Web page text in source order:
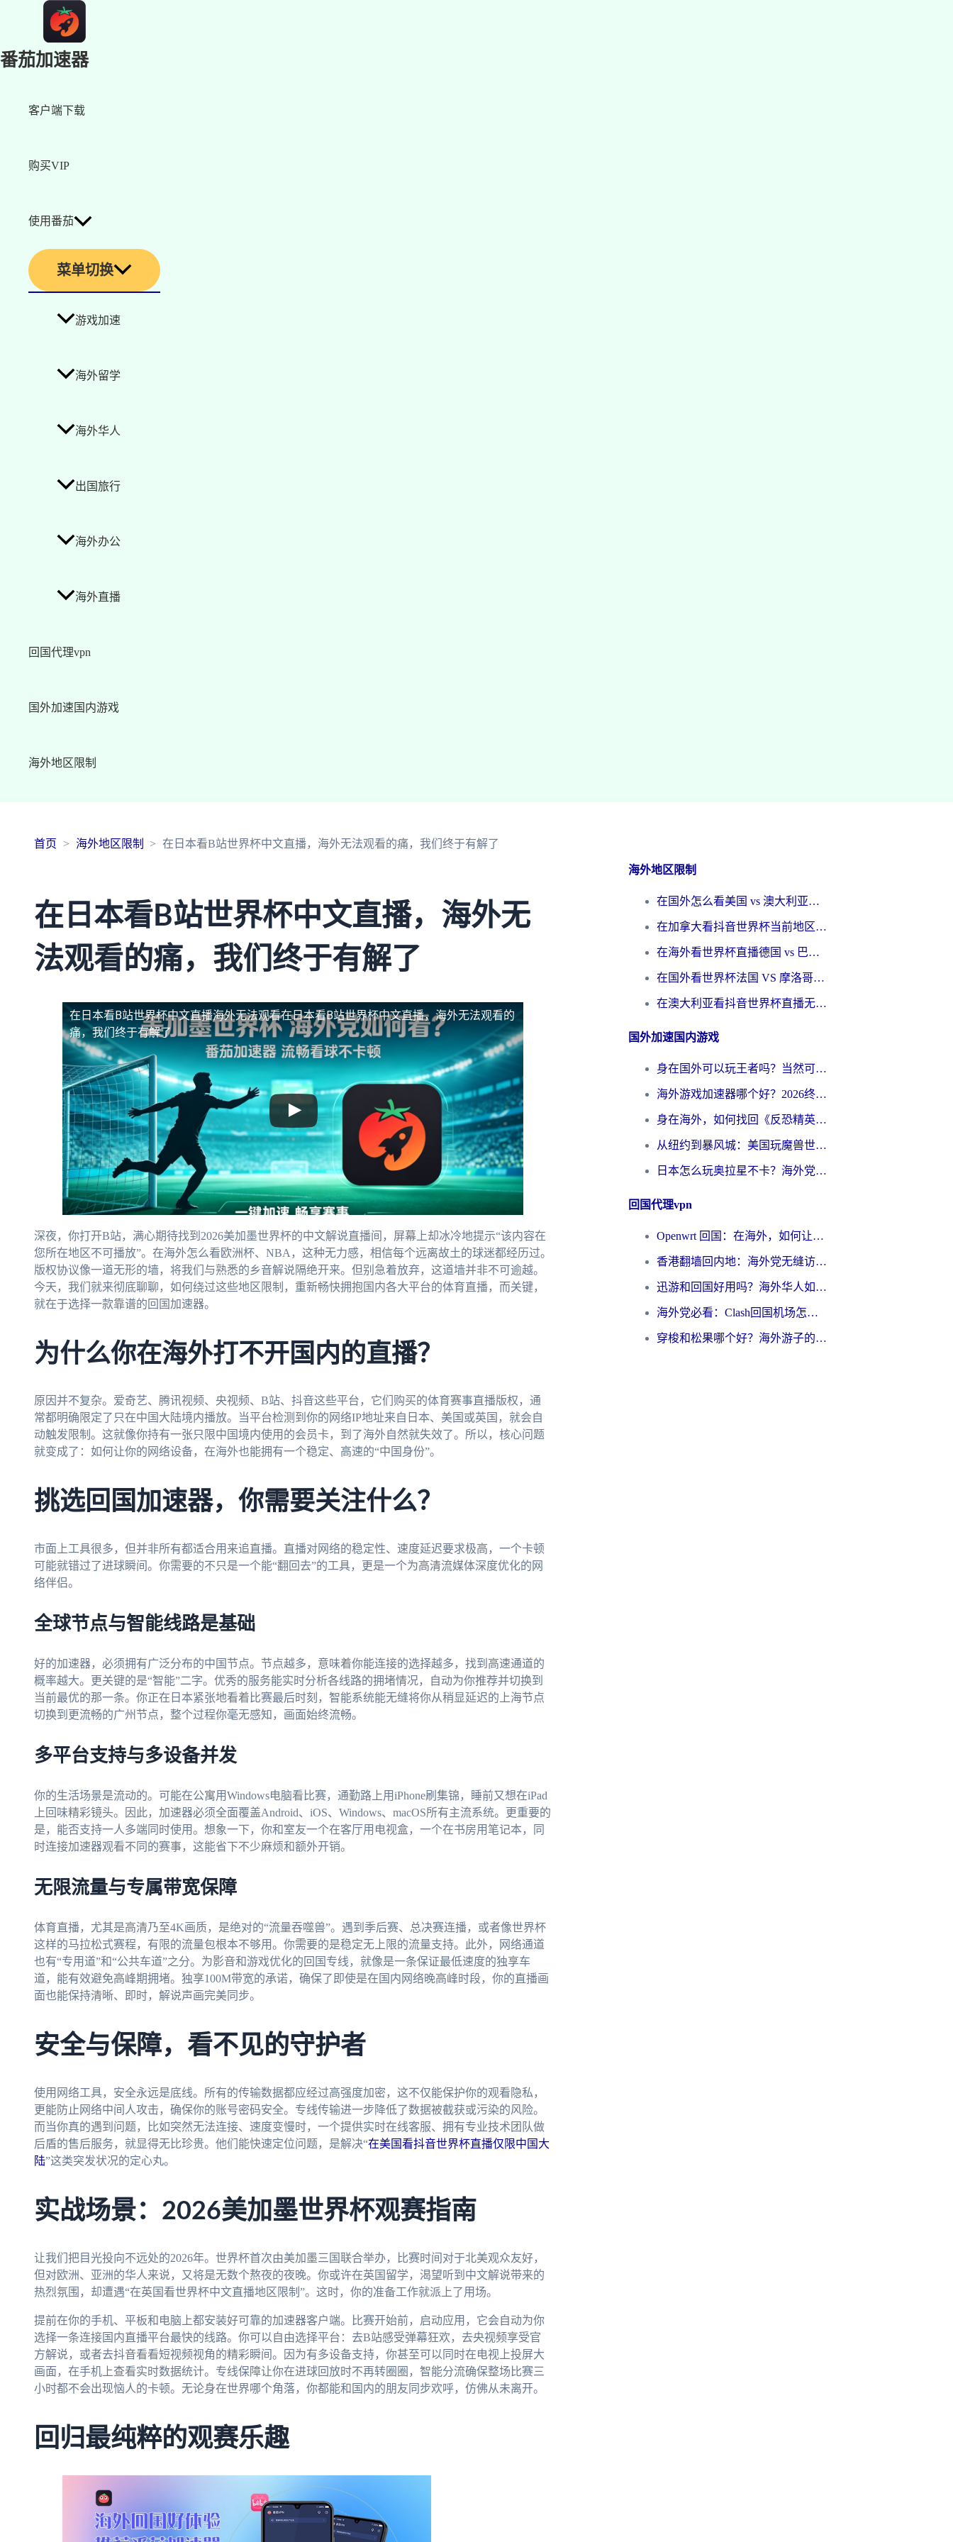
番茄加速器
客户端下载
购买VIP
使用番茄
菜单切换
游戏加速
海外留学
海外华人
出国旅行
海外办公
海外直播
回国代理vpn
国外加速国内游戏
海外地区限制
首页 海外地区限制 在日本看B站世界杯中文直播，海外无法观看的痛，我们终于有解了
在日本看B站世界杯中文直播，海外无
法观看的痛，我们终于有解了
在日本看B站世界杯中文直播海外无法观看在日本看B站世界杯中文直播，海外无法观看的
痛，我们终于有解了
深夜，你打开B站，满心期待找到2026美加墨世界杯的中文解说直播间，屏幕上却冰冷地提示“该内容在
您所在地区不可播放”。在海外怎么看欧洲杯、NBA，这种无力感，相信每个远离故土的球迷都经历过。
版权协议像一道无形的墙，将我们与熟悉的乡音解说隔绝开来。但别急着放弃，这道墙并非不可逾越。
今天，我们就来彻底聊聊，如何绕过这些地区限制，重新畅快拥抱国内各大平台的体育直播，而关键，
就在于选择一款靠谱的回国加速器。
为什么你在海外打不开国内的直播？
原因并不复杂。爱奇艺、腾讯视频、央视频、B站、抖音这些平台，它们购买的体育赛事直播版权，通
常都明确限定了只在中国大陆境内播放。当平台检测到你的网络IP地址来自日本、美国或英国，就会自
动触发限制。这就像你持有一张只限中国境内使用的会员卡，到了海外自然就失效了。所以，核心问题
就变成了：如何让你的网络设备，在海外也能拥有一个稳定、高速的“中国身份”。
挑选回国加速器，你需要关注什么？
市面上工具很多，但并非所有都适合用来追直播。直播对网络的稳定性、速度延迟要求极高，一个卡顿
可能就错过了进球瞬间。你需要的不只是一个能“翻回去”的工具，更是一个为高清流媒体深度优化的网
络伴侣。
全球节点与智能线路是基础
好的加速器，必须拥有广泛分布的中国节点。节点越多，意味着你能连接的选择越多，找到高速通道的
概率越大。更关键的是“智能”二字。优秀的服务能实时分析各线路的拥堵情况，自动为你推荐并切换到
当前最优的那一条。你正在日本紧张地看着比赛最后时刻，智能系统能无缝将你从稍显延迟的上海节点
切换到更流畅的广州节点，整个过程你毫无感知，画面始终流畅。
多平台支持与多设备并发
你的生活场景是流动的。可能在公寓用Windows电脑看比赛，通勤路上用iPhone刷集锦，睡前又想在iPad
上回味精彩镜头。因此，加速器必须全面覆盖Android、iOS、Windows、macOS所有主流系统。更重要的
是，能否支持一人多端同时使用。想象一下，你和室友一个在客厅用电视盒，一个在书房用笔记本，同
时连接加速器观看不同的赛事，这能省下不少麻烦和额外开销。
无限流量与专属带宽保障
体育直播，尤其是高清乃至4K画质，是绝对的“流量吞噬兽”。遇到季后赛、总决赛连播，或者像世界杯
这样的马拉松式赛程，有限的流量包根本不够用。你需要的是稳定无上限的流量支持。此外，网络通道
也有“专用道”和“公共车道”之分。为影音和游戏优化的回国专线，就像是一条保证最低速度的独享车
道，能有效避免高峰期拥堵。独享100M带宽的承诺，确保了即使是在国内网络晚高峰时段，你的直播画
面也能保持清晰、即时，解说声画完美同步。
安全与保障，看不见的守护者
使用网络工具，安全永远是底线。所有的传输数据都应经过高强度加密，这不仅能保护你的观看隐私，
更能防止网络中间人攻击，确保你的账号密码安全。专线传输进一步降低了数据被截获或污染的风险。
而当你真的遇到问题，比如突然无法连接、速度变慢时，一个提供实时在线客服、拥有专业技术团队做
后盾的售后服务，就显得无比珍贵。他们能快速定位问题，是解决“在美国看抖音世界杯直播仅限中国大
陆”这类突发状况的定心丸。
实战场景：2026美加墨世界杯观赛指南
让我们把目光投向不远处的2026年。世界杯首次由美加墨三国联合举办，比赛时间对于北美观众友好，
但对欧洲、亚洲的华人来说，又将是无数个熬夜的夜晚。你或许在英国留学，渴望听到中文解说带来的
热烈氛围，却遭遇“在英国看世界杯中文直播地区限制”。这时，你的准备工作就派上了用场。
提前在你的手机、平板和电脑上都安装好可靠的加速器客户端。比赛开始前，启动应用，它会自动为你
选择一条连接国内直播平台最快的线路。你可以自由选择平台：去B站感受弹幕狂欢，去央视频享受官
方解说，或者去抖音看看短视频视角的精彩瞬间。因为有多设备支持，你甚至可以同时在电视上投屏大
画面，在手机上查看实时数据统计。专线保障让你在进球回放时不再转圈圈，智能分流确保整场比赛三
小时都不会出现恼人的卡顿。无论身在世界哪个角落，你都能和国内的朋友同步欢呼，仿佛从未离开。
回归最纯粹的观赛乐趣
海外地区限制
在国外怎么看美国 vs 澳大利亚世界杯直播？海外党必藏的中文解说观赛指南
在加拿大看抖音世界杯当前地区不可播放？海外党体育观赛终极指南
在海外看世界杯直播德国 vs 巴拉圭当前IP受限制？这篇指南帮你轻松解决地区限制
在国外看世界杯法国 VS 摩洛哥仅限中国大陆？别让地域限制拦下你的欢呼
在澳大利亚看抖音世界杯直播无法播放？海外党体育观赛终极指南来了！
国外加速国内游戏
身在国外可以玩王者吗？当然可以，但你需要这份“加速”指南
海外游戏加速器哪个好？2026终极指南帮你畅玩国服+解决卡顿难题
身在海外，如何找回《反恐精英：全球攻势》国服的丝滑手感？一份给你的终极指南
从纽约到暴风城：美国玩魔兽世界，如何找到你的最佳网络航线
日本怎么玩奥拉星不卡？海外党国服游戏加速器选择全攻略
回国代理vpn
Openwrt 回国：在海外，如何让家的网络触手可及
香港翻墙回内地：海外党无缝访问国内资源的加速器选择全攻略
迅游和回国好用吗？海外华人如何选择靠谱的回国加速器
海外党必看：Clash回国机场怎么选？一篇搞定无缝访问国内资源的全攻略
穿梭和松果哪个好？海外游子的数字归乡路，到底该怎么选